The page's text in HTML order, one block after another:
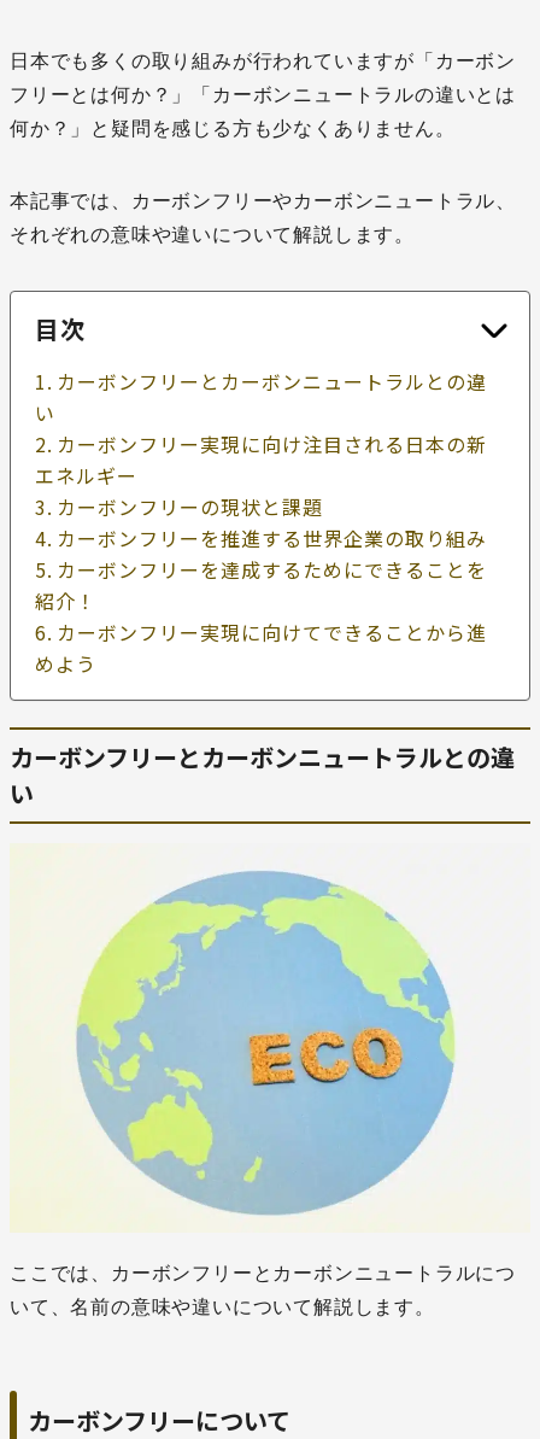
日本でも多くの取り組みが行われていますが「カーボン
フリーとは何か？」「カーボンニュートラルの違いとは
何か？」と疑問を感じる方も少なくありません。
本記事では、カーボンフリーやカーボンニュートラル、
それぞれの意味や違いについて解説します。
目次
カーボンフリーとカーボンニュートラルとの違
い
カーボンフリー実現に向け注目される日本の新
エネルギー
カーボンフリーの現状と課題
カーボンフリーを推進する世界企業の取り組み
カーボンフリーを達成するためにできることを
紹介！
カーボンフリー実現に向けてできることから進
めよう
カーボンフリーとカーボンニュートラルとの違
い
ここでは、カーボンフリーとカーボンニュートラルにつ
いて、名前の意味や違いについて解説します。
カーボンフリーについて